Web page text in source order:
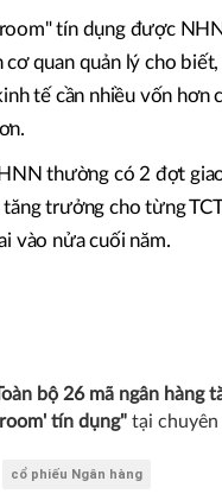
tín dụng được
cơ quan quản lý cho
tế cần nhiều vốn
thường có 2 đợt
trưởng cho từng
vào nửa cuối năm.
bộ 26 mã ngân hàng
tín dụng" tại chuyên
cổ phiếu Ngân hàng